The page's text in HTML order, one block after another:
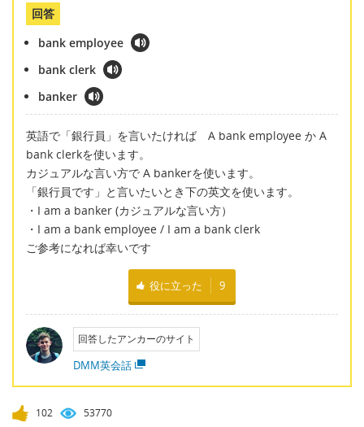
回答
bank employee
bank clerk
banker
英語で「銀行員」を言いたければ A bank employee か A
bank clerkを使います。
カジュアルな言い方で A bankerを使います。
「銀行員です」と言いたいとき下の英文を使います。
・I am a banker (カジュアルな言い方）
・I am a bank employee / I am a bank clerk
ご参考になれば幸いです
役に立った 9
回答したアンカーのサイト
DMM英会話
102 53770